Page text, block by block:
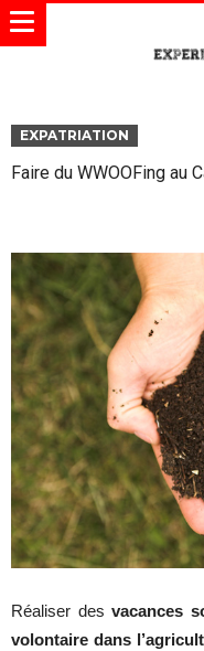
EXPATRIATION
Faire du WWOOFing au
Réaliser des vacances
volontaire dans